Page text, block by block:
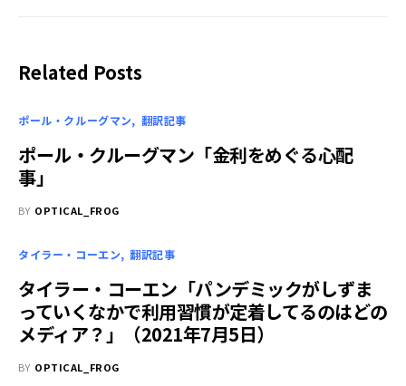
Related Posts
ポール・クルーグマン 翻訳記事
ポール・クルーグマン「金利をめぐる心配
事」
BY OPTICAL_FROG
タイラー・コーエン 翻訳記事
タイラー・コーエン「パンデミックがしずま
っていくなかで利用習慣が定着してるのはどの
メディア？」（2021年7月5日）
BY OPTICAL_FROG